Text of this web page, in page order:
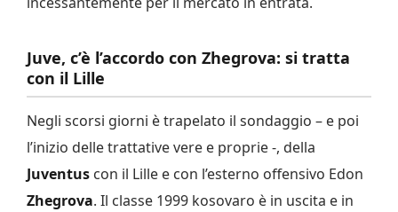
Juve, c’è l’accordo con Zhegrova: si tratta
con il Lille
Negli scorsi giorni è trapelato il sondaggio – e poi
l’inizio delle trattative vere e proprie -, della
Juventus con il Lille e con l’esterno offensivo Edon
Zhegrova. Il classe 1999 kosovaro è in uscita e in